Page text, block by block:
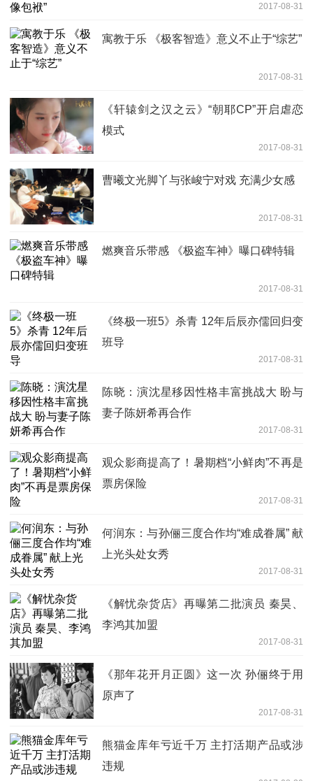
2017-08-31
寓教于乐 《极客智造》意义不止于“综艺”
2017-08-31
《轩辕剑之汉之云》“朝耶CP”开启虐恋
模式
2017-08-31
曹曦文光脚丫与张峻宁对戏 充满少女感
2017-08-31
燃爽音乐带感 《极盗车神》曝口碑特辑
2017-08-31
《终极一班5》杀青 12年后辰亦儒回归变
班导
2017-08-31
陈晓：演沈星移因性格丰富挑战大 盼与
妻子陈妍希再合作
2017-08-31
观众影商提高了！暑期档“小鲜肉”不再是
票房保险
2017-08-31
何润东：与孙俪三度合作均“难成眷属” 献
上光头处女秀
2017-08-31
《解忧杂货店》再曝第二批演员 秦昊、
李鸿其加盟
2017-08-31
《那年花开月正圆》这一次 孙俪终于用
原声了
2017-08-31
熊猫金库年亏近千万 主打活期产品或涉
违规